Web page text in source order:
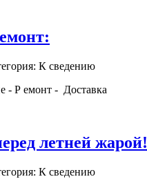
К сведению
- Р емонт - Доставка
летней жарой!
К сведению